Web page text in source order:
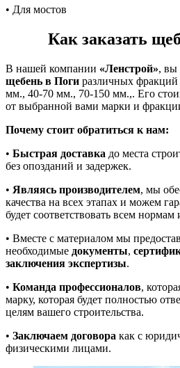
• Для мостов
Как заказать
В нашей компании «Ленстрой», вы
щебень в Поги различных
мм., 40-70 мм., 70-150 мм.,. Его
от выбранной вами марки и
Почему стоит обратиться к нам:
• Быстрая доставка до места
без опозданий и задержек.
• Являясь производителем, мы
качества на всех этапах и можем
будет соответствовать всем
• Вместе с материалом мы
необходимые документы,
заключения экспертизы.
• Команда профессионалов,
марку, которая будет полностью
целям вашего строительства.
• Заключаем договора как с
физическими лицами.